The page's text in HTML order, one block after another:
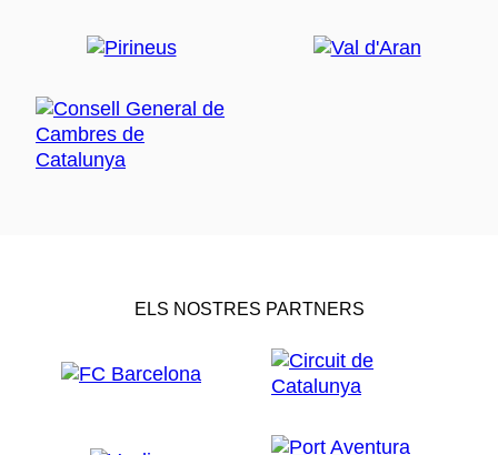
ELS NOSTRES PARTNERS